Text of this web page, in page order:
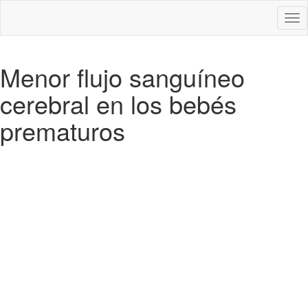
Menor flujo sanguíneo
cerebral en los bebés
prematuros